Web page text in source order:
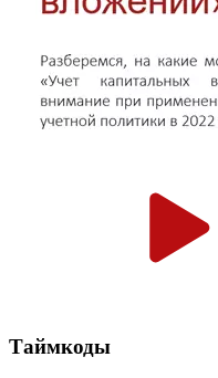
Таймкоды